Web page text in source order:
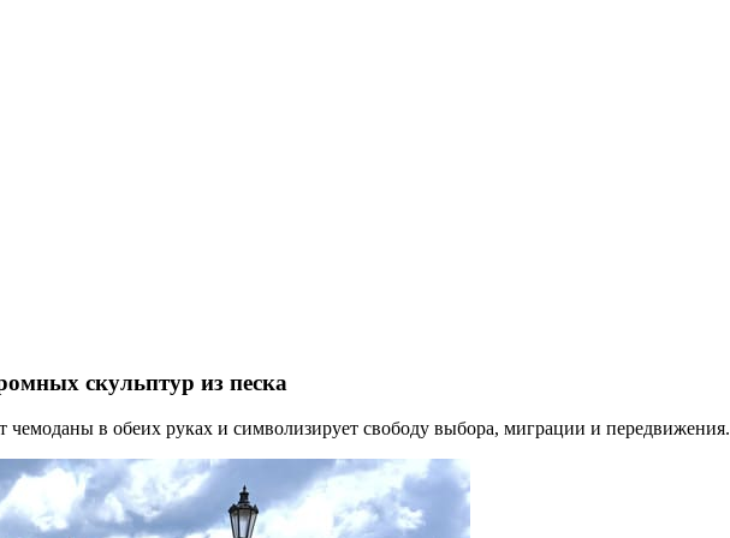
скульптур из песка
чемоданы в обеих руках и символизирует свободу выбора, миграции и передвижения.